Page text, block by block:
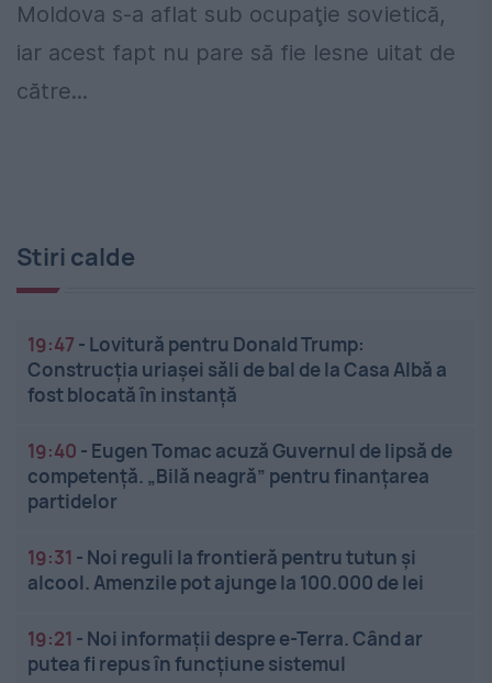
Moldova s-a aflat sub ocupaţie sovietică,
iar acest fapt nu pare să fie lesne uitat de
către...
Stiri calde
19:47 - Lovitură pentru Donald Trump:
Construcția uriașei săli de bal de la Casa Albă a
fost blocată în instanță
19:40 - Eugen Tomac acuză Guvernul de lipsă de
competență. „Bilă neagră” pentru finanțarea
partidelor
19:31 - Noi reguli la frontieră pentru tutun și
alcool. Amenzile pot ajunge la 100.000 de lei
19:21 - Noi informații despre e-Terra. Când ar
putea fi repus în funcțiune sistemul